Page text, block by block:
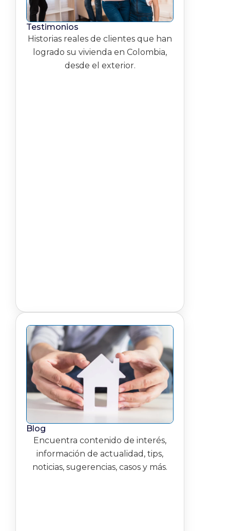
Testimonios
Historias reales de clientes que han
logrado su vivienda en Colombia,
desde el exterior.
Blog
Encuentra contenido de interés,
información de actualidad, tips,
noticias, sugerencias, casos y más.